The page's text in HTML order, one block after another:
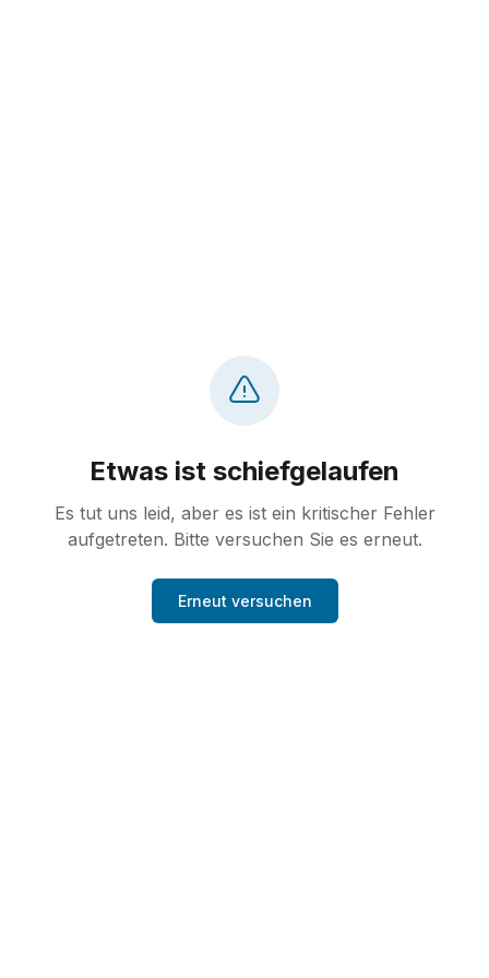
Etwas ist schiefgelaufen
Es tut uns leid, aber es ist ein kritischer Fehler
aufgetreten. Bitte versuchen Sie es erneut.
Erneut versuchen